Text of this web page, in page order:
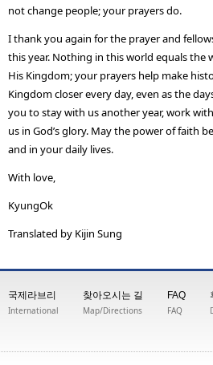
not change people; your prayers do.
I thank you again for the prayer and
this year. Nothing in this world equals the
His Kingdom; your prayers help make
Kingdom closer every day, even as the
you to stay with us another year, work
us in God’s glory. May the power of faith
and in your daily lives.
With love,
KyungOk
Translated by Kijin Sung
국제라브리
International
찾아오시는 길
Map/Directions
FAQ
FAQ